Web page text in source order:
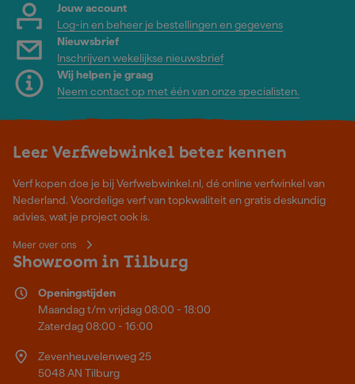
Jouw account
Log-in en beheer je bestellingen en gegevens
Nieuwsbrief
Inschrijven wekelijkse nieuwsbrief
Wij helpen je graag
Neem contact op met één van onze specialisten.
Leer Verfwebwinkel beter kennen
Verf kopen doe je bij Verfwebwinkel.nl, dé online verfwinkel van
Nederland. Voordelige verf van topkwaliteit en gratis deskundig
advies, wat je project ook is.
Meer over ons
Showroom in Tilburg
Openingstijden
Maandag t/m vrijdag 08:00 - 18:00
Zaterdag 08:00 - 16:00
Zevenheuvelenweg 25
5048 AN Tilburg